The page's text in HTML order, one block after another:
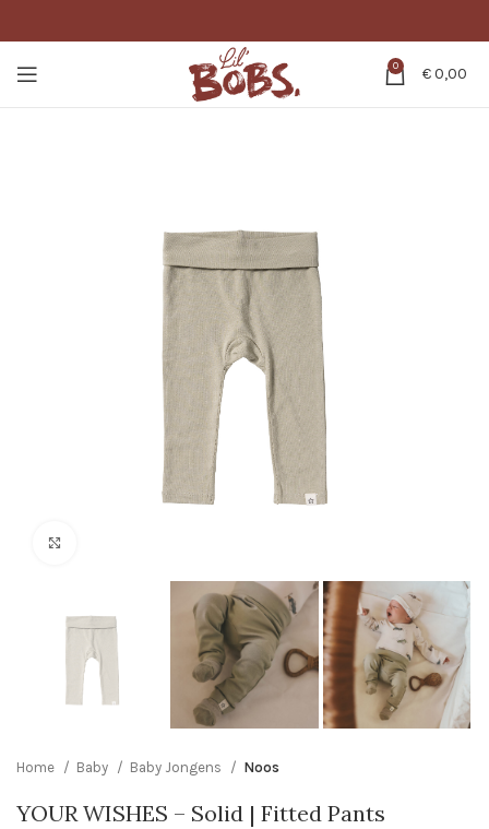
0 €0,00
Home Baby Baby Jongens Noos
YOUR WISHES – Solid | Fitted Pants